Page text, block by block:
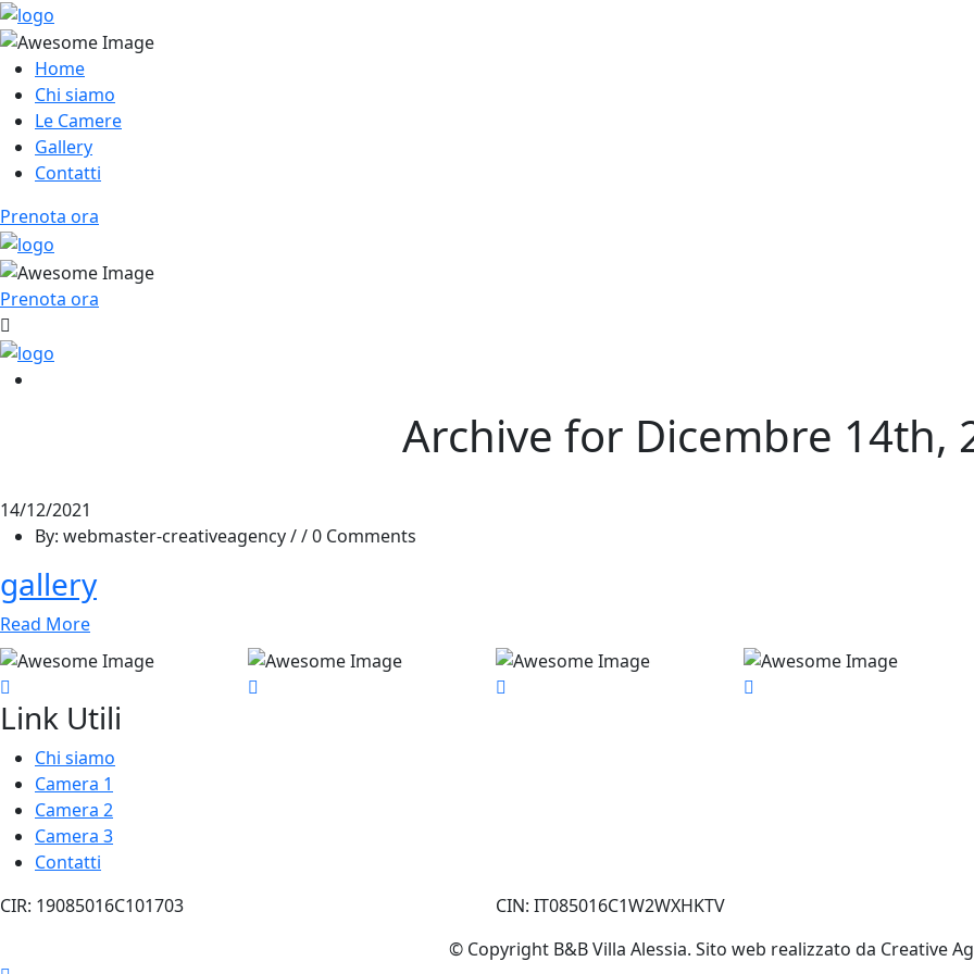
Home
Chi siamo
Le Camere
Gallery
Contatti
Prenota ora
Prenota ora
Archive for Dicembre 14th,
14/12/2021
By: webmaster-creativeagency / / 0 Comments
gallery
Read More
Link Utili
Chi siamo
Camera 1
Camera 2
Camera 3
Contatti
CIR: 19085016C101703
CIN: IT085016C1W2WXHKTV
© Copyright B&B Villa Alessia. Sito web realizzato da Creative